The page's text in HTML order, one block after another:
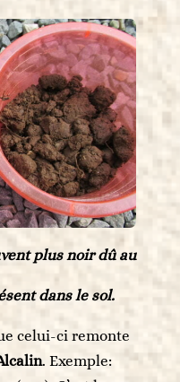
plus noir dû au
dans le sol.
celui-ci remonte
. Exemple: